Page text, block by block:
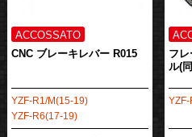
CNC ブレーキレバー R015
YZF-R1/M(15-19)
YZF-R6(17-19)
フ
ル(